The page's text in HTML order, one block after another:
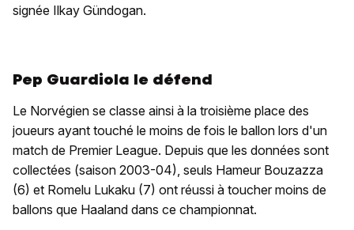
signée Ilkay Gündogan.
Pep Guardiola le défend
Le Norvégien se classe ainsi à la troisième place des
joueurs ayant touché le moins de fois le ballon lors d'un
match de Premier League. Depuis que les données sont
collectées (saison 2003-04), seuls Hameur Bouzazza
(6) et Romelu Lukaku (7) ont réussi à toucher moins de
ballons que Haaland dans ce championnat.